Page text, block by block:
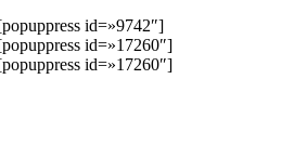
id=»9742″]
id=»17260″]
id=»17260″]